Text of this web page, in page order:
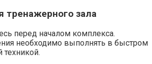
тренажерного зала
перед началом комплекса.
необходимо выполнять в быстром